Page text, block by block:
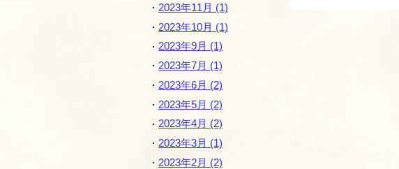
2023年11月 (1)
2023年10月 (1)
2023年9月 (1)
2023年7月 (1)
2023年6月 (2)
2023年5月 (2)
2023年4月 (2)
2023年3月 (1)
2023年2月 (2)